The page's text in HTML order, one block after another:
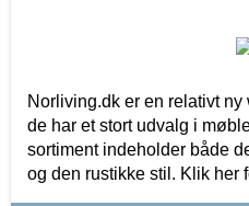
Norliving.dk er en relativt
de har et stort udvalg i
sortiment indeholder både
og den rustikke stil. Klik her